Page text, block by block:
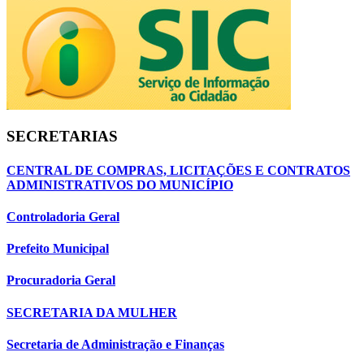
SECRETARIAS
CENTRAL DE COMPRAS, LICITAÇÕES E CONTRATOS
ADMINISTRATIVOS DO MUNICÍPIO
Controladoria Geral
Prefeito Municipal
Procuradoria Geral
SECRETARIA DA MULHER
Secretaria de Administração e Finanças